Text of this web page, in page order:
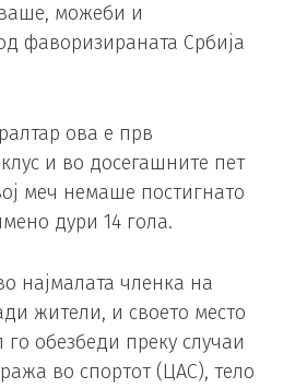
можеби и
фаворизираната Србија
ова е прв
и во досегашните пет
меч немаше постигнато
дури 14 гола.
најмалата членка на
жители, и своето место
го обезбеди преку случаи
во спортот (ЦАС), тело